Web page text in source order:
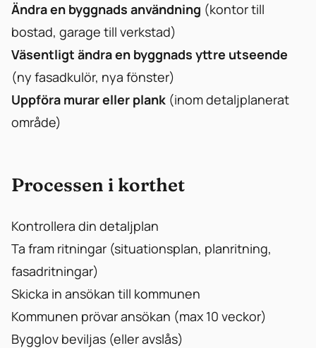
Ändra en byggnads användning (kontor till
bostad, garage till verkstad)
Väsentligt ändra en byggnads yttre utseende
(ny fasadkulör, nya fönster)
Uppföra murar eller plank (inom detaljplanerat
område)
Processen i korthet
Kontrollera din detaljplan
Ta fram ritningar (situationsplan, planritning,
fasadritningar)
Skicka in ansökan till kommunen
Kommunen prövar ansökan (max 10 veckor)
Bygglov beviljas (eller avslås)